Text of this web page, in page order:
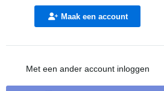
Maak een account
Met een ander account inloggen